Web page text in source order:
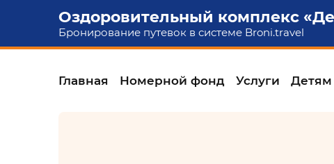
Оздоровительный комплекс
Бронирование путевок в системе Broni.travel
Главная Номерной фонд Услуги Детям